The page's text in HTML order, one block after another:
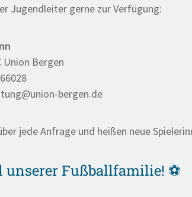
Jugendleiter gerne zur Verfügung:
Union Bergen
bergen.de
jede Anfrage und heißen neue
unserer Fußballfamilie! ⚽